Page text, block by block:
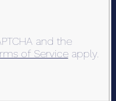
and the
of Serviceapply.